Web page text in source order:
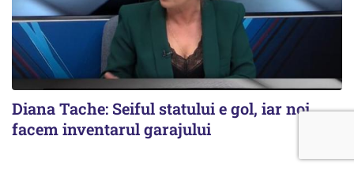
Diana Tache: Seiful statului e gol, iar noi
facem inventarul garajului